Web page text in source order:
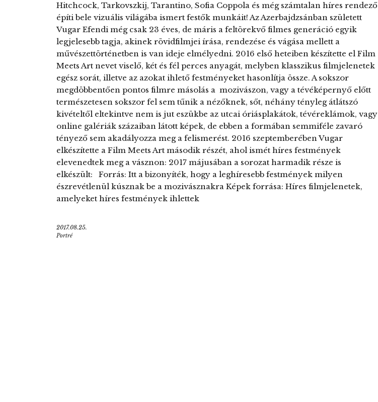
Hitchcock, Tarkovszkij, Tarantino, Sofia Coppola és még számtalan híres rendező
építi bele vizuális világába ismert festők munkáit! Az Azerbajdzsánban született
Vugar Efendi még csak 23 éves, de máris a feltörekvő filmes generáció egyik
legjelesebb tagja, akinek rövidfilmjei írása, rendezése és vágása mellett a
művészettörténetben is van ideje elmélyedni. 2016 első heteiben készítette el Film
Meets Art nevet viselő, két és fél perces anyagát, melyben klasszikus filmjelenetek
egész sorát, illetve az azokat ihlető festményeket hasonlítja össze. A sokszor
megdöbbentően pontos filmre másolás a mozivászon, vagy a tévéképernyő előtt
természetesen sokszor fel sem tűnik a nézőknek, sőt, néhány tényleg átlátszó
kivételtől eltekintve nem is jut eszükbe az utcai óriásplakátok, tévéreklámok, vagy
online galériák százaiban látott képek, de ebben a formában semmiféle zavaró
tényező sem akadályozza meg a felismerést. 2016 szeptemberében Vugar
elkészítette a Film Meets Art második részét, ahol ismét híres festmények
elevenedtek meg a vásznon: 2017 májusában a sorozat harmadik része is
elkészült: Forrás: Itt a bizonyíték, hogy a leghíresebb festmények milyen
észrevétlenül kúsznak be a mozivásznakra Képek forrása: Híres filmjelenetek,
amelyeket híres festmények ihlettek
2017.08.25.
Portré